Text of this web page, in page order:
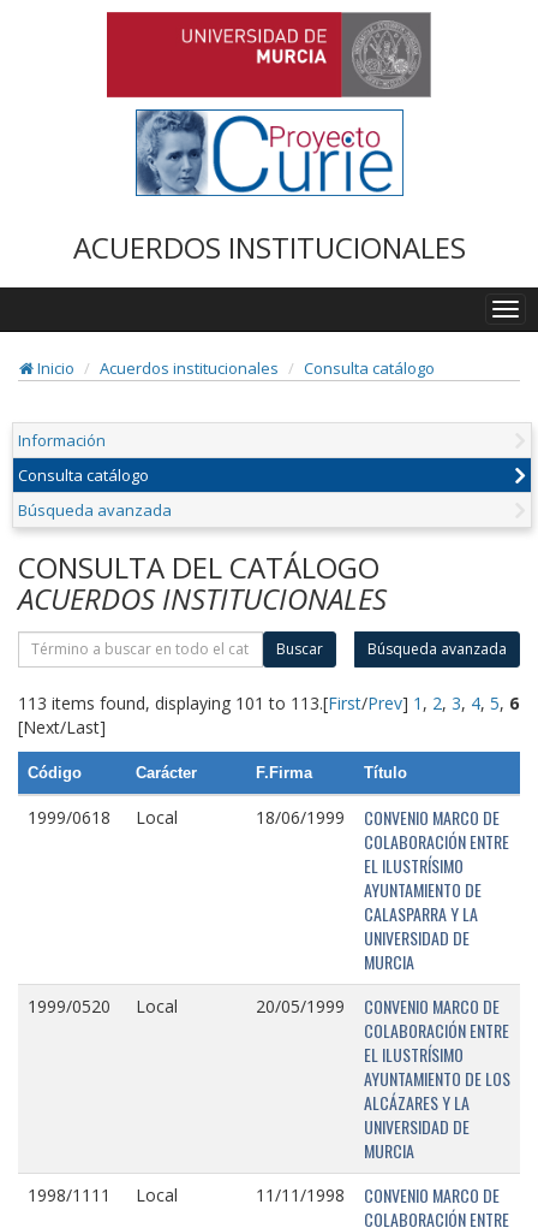
ACUERDOS INSTITUCIONALES
Inicio
Acuerdos institucionales Consulta catálogo
Información
Consulta catálogo
Búsqueda avanzada
CONSULTA DEL CATÁLOGO
ACUERDOS INSTITUCIONALES
Buscar Búsqueda avanzada
113 items found, displaying 101 to 113.[First/Prev] 1 , 2, 3, 4, 5, 6
[Next/Last]
Código Carácter F.Firma Título
1999/0618 Local 18/06/1999
CONVENIO MARCO DE
COLABORACIÓN ENTRE
EL ILUSTRÍSIMO
AYUNTAMIENTO DE
CALASPARRA Y LA
UNIVERSIDAD DE
MURCIA
1999/0520 Local 20/05/1999
CONVENIO MARCO DE
COLABORACIÓN ENTRE
EL ILUSTRÍSIMO
AYUNTAMIENTO DE LOS
ALCÁZARES Y LA
UNIVERSIDAD DE
MURCIA
1998/1111 Local 11/11/1998
CONVENIO MARCO DE
COLABORACIÓN ENTRE